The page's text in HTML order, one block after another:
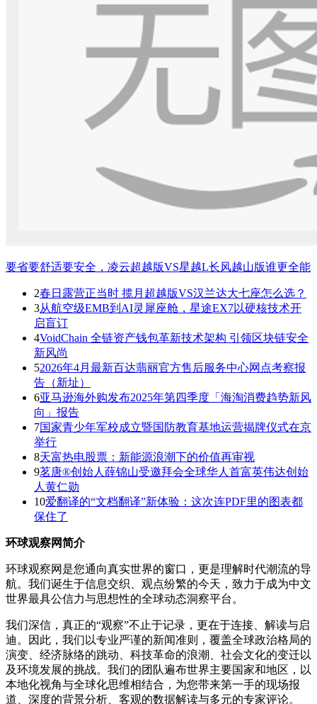
要省要舒适要安全，凌云超越版VS星越L长风越山版谁更全能
2春日露营正当时 揽月超越版VS汉兰达大七座怎么选？
3从航空级EMB到AI灵犀座舱，星途EX7以硬核技术开
启盲订
4VoidChain 全链资产钱包革新技术架构 引领区块链安全
新风尚
52026年4月最新百达翡丽官方售后服务中心网点考察报
告（新址）
6亚马逊海外购发布2025年第四季度「海淘消费趋势新风
向」报告
7国家青少年军校成立暨国防教育基地运营揭牌仪式在京
举行
8天富热电股票：新能源浪潮下的价值再审视
9茗唐®创始人薛锦山受邀拜会全球华人首富英伟达创始
人黄仁勋
10爱翻译的“文档翻译”新体验：这次连PDF里的图表都
保住了
环球观察网简介
环球观察网是您通向真实世界的窗口，更是理解时代潮流的导
航。我们诞生于信息交织、观点纷繁的今天，致力于成为中文
世界最具公信力与思想性的全球动态洞察平台。
我们深信，真正的“观察”不止于记录，更在于连接、解读与启
迪。因此，我们以专业严谨的新闻准则，覆盖全球政治格局的
演变、经济脉络的跳动、科技革命的浪潮、社会文化的变迁以
及环境发展的挑战。我们的团队遍布世界主要国家和地区，以
本地化视角与全球化思维相结合，为您带来第一手的现场报
道、深度的背景分析、客观的数据解读与多元的专家评论。